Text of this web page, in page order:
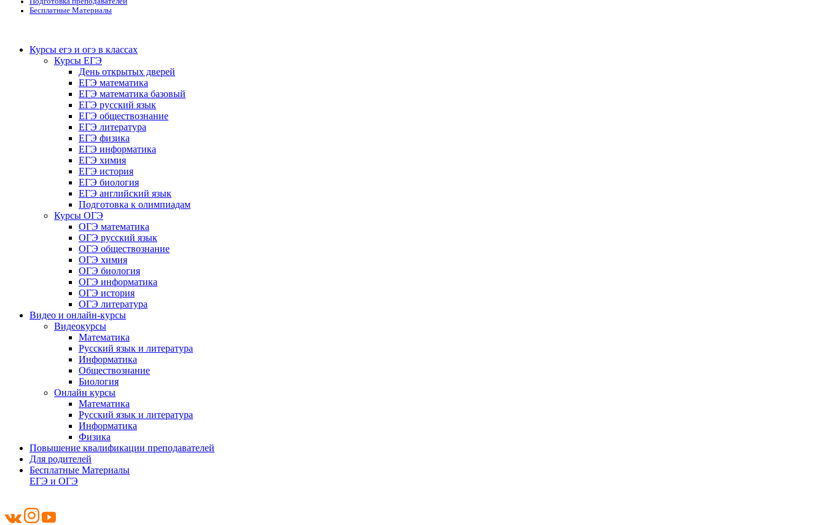
Бесплатные Материалы
Курсы егэ и огэ в классах
Курсы ЕГЭ
День открытых дверей
ЕГЭ математика
ЕГЭ математика базовый
ЕГЭ русский язык
ЕГЭ обществознание
ЕГЭ литература
ЕГЭ физика
ЕГЭ информатика
ЕГЭ химия
ЕГЭ история
ЕГЭ биология
ЕГЭ английский язык
Подготовка к олимпиадам
Курсы ОГЭ
ОГЭ математика
ОГЭ русский язык
ОГЭ обществознание
ОГЭ химия
ОГЭ биология
ОГЭ информатика
ОГЭ история
ОГЭ литература
Видео и онлайн-курсы
Видеокурсы
Математика
Русский язык и литература
Информатика
Обществознание
Биология
Онлайн курсы
Математика
Русский язык и литература
Информатика
Физика
Повышение квалификации преподавателей
Для родителей
Бесплатные Материалы
ЕГЭ и ОГЭ